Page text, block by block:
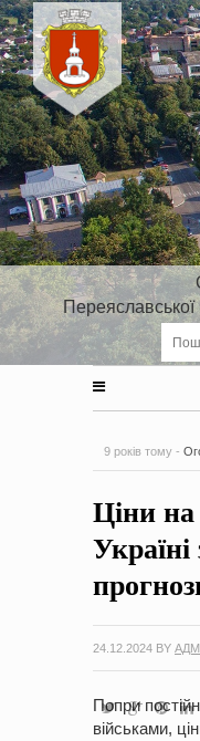
Переяславської
9 років тому -
на період 2018 –
проектів
Ціни
24.12.2024 BY
Попри
військами,